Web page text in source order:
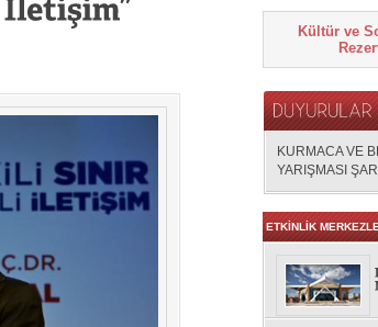
Kültür ve
KURMACA VE
YARIŞMASI
ETKİNLİK